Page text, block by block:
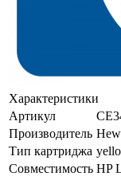
Характеристики
Артикул
Производитель
Тип картриджа
Совместимость HP